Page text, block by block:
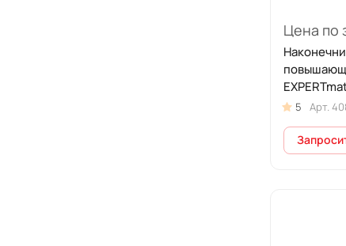
Цена по
5 Арт.